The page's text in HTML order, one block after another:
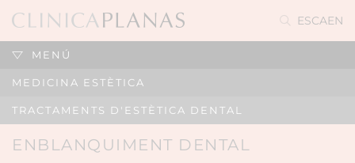
ESCAEN
MENÚ
MEDICINA ESTÈTICA
TRACTAMENTS D'ESTÈTICA DENTAL
ENBLANQUIMENT DENTAL